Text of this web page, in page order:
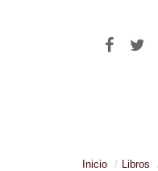
Inicio Libros